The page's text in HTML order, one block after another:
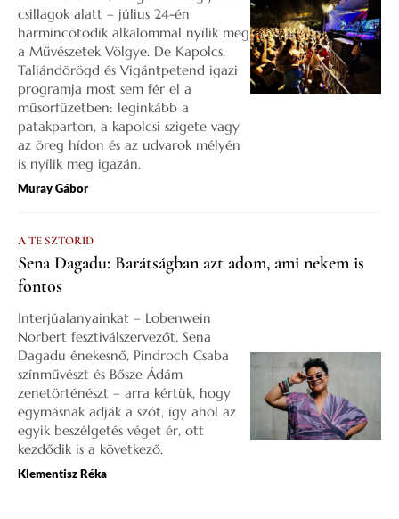
csillagok alatt – július 24-én
harmincötödik alkalommal nyílik meg
a Művészetek Völgye. De Kapolcs,
Taliándörögd és Vigántpetend igazi
programja most sem fér el a
műsorfüzetben: leginkább a
patakparton, a kapolcsi szigete vagy
az öreg hídon és az udvarok mélyén
is nyílik meg igazán.
Muray Gábor
A TE SZTORID
Sena Dagadu: Barátságban azt adom, ami nekem is
fontos
Interjúalanyainkat – Lobenwein
Norbert fesztiválszervezőt, Sena
Dagadu énekesnő, Pindroch Csaba
színművészt és Bősze Ádám
zenetörténészt – arra kértük, hogy
egymásnak adják a szót, így ahol az
egyik beszélgetés véget ér, ott
kezdődik is a következő.
Klementisz Réka